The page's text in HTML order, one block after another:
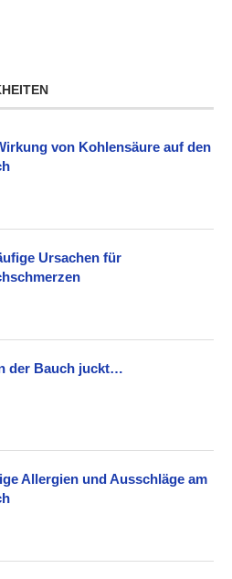
von Kohlensäure auf den
Ursachen für
der Bauch juckt…
Allergien und Ausschläge am